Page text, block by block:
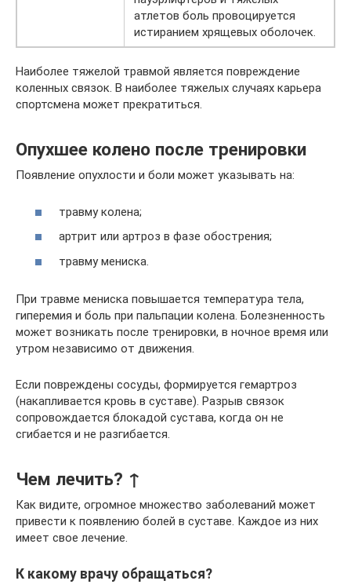
атлетов боль провоцируется
истиранием хрящевых оболочек.
Наиболее тяжелой травмой является повреждение
коленных связок. В наиболее тяжелых случаях карьера
спортсмена может прекратиться.
Опухшее колено после тренировки
Появление опухлости и боли может указывать на:
травму колена;
артрит или артроз в фазе обострения;
травму мениска.
При травме мениска повышается температура тела,
гиперемия и боль при пальпации колена. Болезненность
может возникать после тренировки, в ночное время или
утром независимо от движения.
Если повреждены сосуды, формируется гемартроз
(накапливается кровь в суставе). Разрыв связок
сопровождается блокадой сустава, когда он не
сгибается и не разгибается.
Чем лечить? ↑
Как видите, огромное множество заболеваний может
привести к появлению болей в суставе. Каждое из них
имеет свое лечение.
К какому врачу обращаться?